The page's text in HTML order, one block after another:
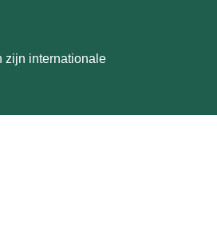
zijn internationale